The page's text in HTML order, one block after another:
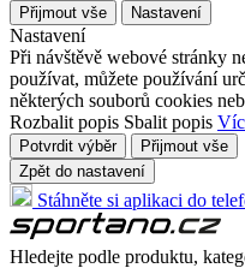
Přijmout vše Nastavení
Nastavení
Při návštěvě webové stránky
používat, můžete používání
některých souborů cookies
Rozbalit popis Sbalit popis
Potvrdit výběr
Přijmout vše
Zpět do nastavení
Stáhněte si aplikaci do
Hledejte podle produktu,